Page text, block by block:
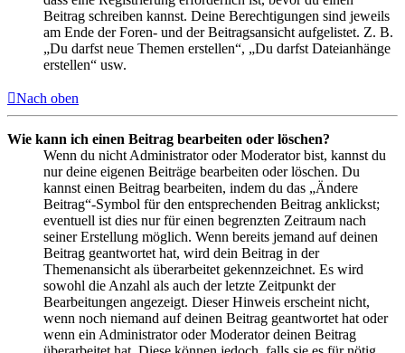
Beitrag schreiben kannst. Deine Berechtigungen sind jeweils
am Ende der Foren- und der Beitragsansicht aufgelistet. Z. B.
„Du darfst neue Themen erstellen“, „Du darfst Dateianhänge
erstellen“ usw.
Nach oben
Wie kann ich einen Beitrag bearbeiten oder löschen?
Wenn du nicht Administrator oder Moderator bist, kannst du
nur deine eigenen Beiträge bearbeiten oder löschen. Du
kannst einen Beitrag bearbeiten, indem du das „Ändere
Beitrag“-Symbol für den entsprechenden Beitrag anklickst;
eventuell ist dies nur für einen begrenzten Zeitraum nach
seiner Erstellung möglich. Wenn bereits jemand auf deinen
Beitrag geantwortet hat, wird dein Beitrag in der
Themenansicht als überarbeitet gekennzeichnet. Es wird
sowohl die Anzahl als auch der letzte Zeitpunkt der
Bearbeitungen angezeigt. Dieser Hinweis erscheint nicht,
wenn noch niemand auf deinen Beitrag geantwortet hat oder
wenn ein Administrator oder Moderator deinen Beitrag